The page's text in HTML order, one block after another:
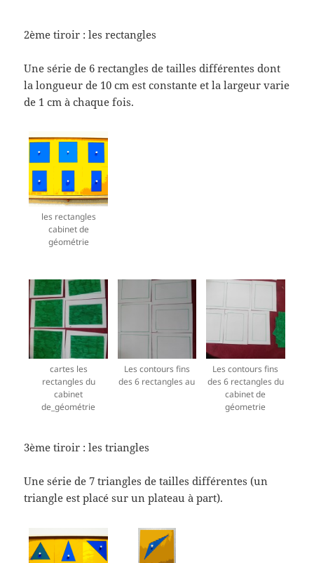
2ème tiroir : les rectangles
Une série de 6 rectangles de tailles différentes dont
la longueur de 10 cm est constante et la largeur varie
de 1 cm à chaque fois.
les rectangles
cabinet de
géométrie
cartes les
rectangles du
cabinet
de_géométrie
Les contours fins
des 6 rectangles au
Les contours fins
des 6 rectangles du
cabinet de
géometrie
3ème tiroir : les triangles
Une série de 7 triangles de tailles différentes (un
triangle est placé sur un plateau à part).